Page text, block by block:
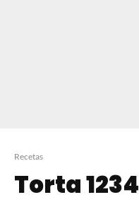
Recetas
Torta 1234